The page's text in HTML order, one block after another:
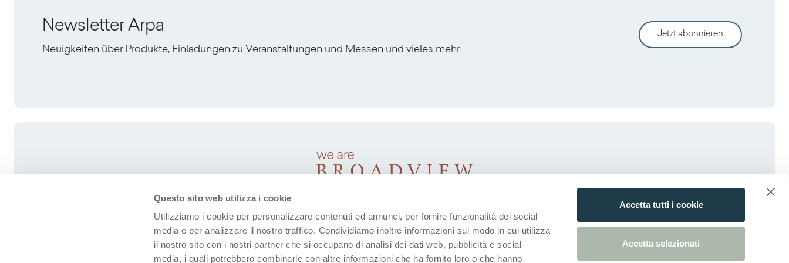
Questo sito web utilizza i cookie
Utilizziamo i cookie per personalizzare contenuti ed annunci, per fornire funzionalità dei social
media e per analizzare il nostro traffico. Condividiamo inoltre informazioni sul modo in cui utilizza
il nostro sito con i nostri partner che si occupano di analisi dei dati web, pubblicità e social
media, i quali potrebbero combinarle con altre informazioni che ha fornito loro o che hanno
Accetta tutti i cookie
Accetta selezionati
Newsletter Arpa
Neuigkeiten über Produkte, Einladungen zu Veranstaltungen und Messen und vieles mehr
Jetzt abonnieren